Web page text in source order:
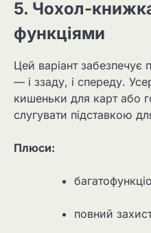
5. Чохол-
функціями
Цей варіант забезпечує
— і ззаду, і спереду.
кишеньки для карт або
слугувати підставкою
Плюси:
повний